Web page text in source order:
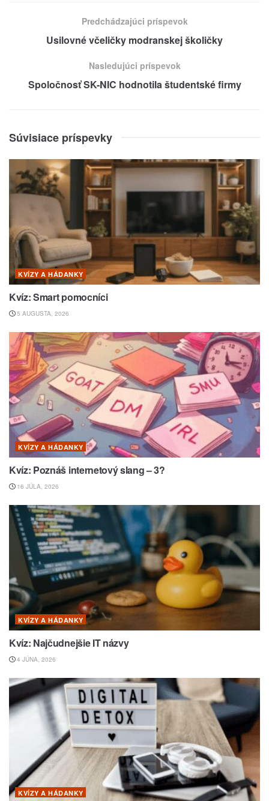
Predchádzajúci príspevok
Usilovné včeličky modranskej školičky
Nasledujúci príspevok
Spoločnosť SK-NIC hodnotila študentské firmy
Súvisiace príspevky
KVÍZY A HÁDANKY
Kvíz: Smart pomocníci
5 AUGUSTA, 2026
KVÍZY A HÁDANKY
Kvíz: Poznáš internetový slang – 3?
16 JÚLA, 2026
KVÍZY A HÁDANKY
Kvíz: Najčudnejšie IT názvy
4 JÚNA, 2026
KVÍZY A HÁDANKY